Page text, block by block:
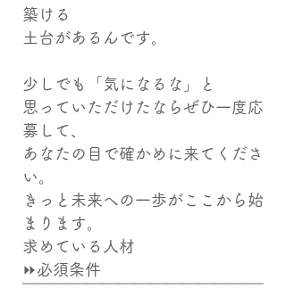
築ける
土台があるんです。
少しでも「気になるな」と
思っていただけたならぜひ一度応
募して、
あなたの目で確かめに来てくださ
い。
きっと未来への一歩がここから始
まります。
求めている人材
⏩必須条件